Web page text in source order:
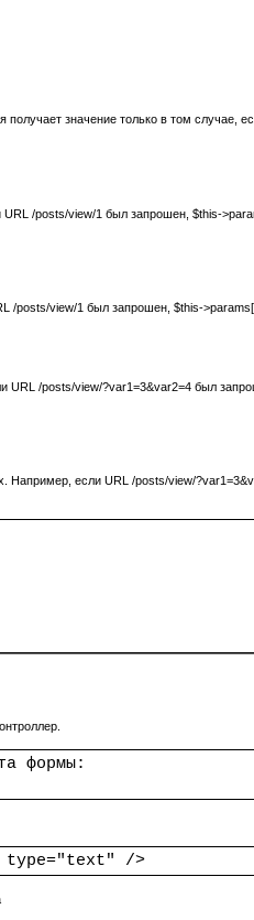
значение только в том случае,
/posts/view/1 был запрошен, $this-
posts/view/1 был запрошен, $this-
URL /posts/view/?var1=3&var2=4 был
Например, если URL /posts/view/
формы:
type="text" />